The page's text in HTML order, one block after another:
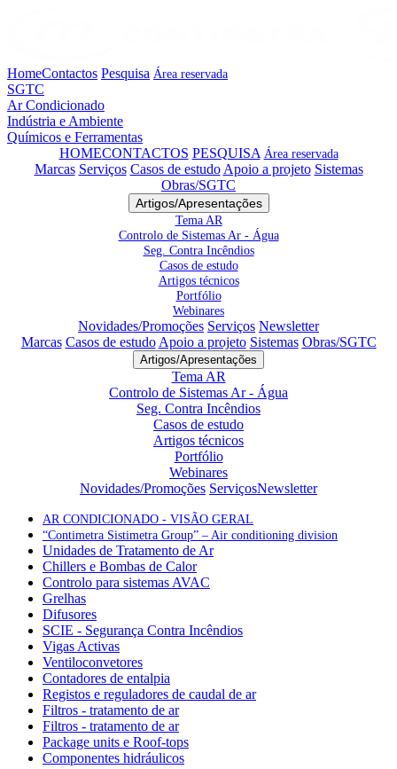
HomeContactos Pesquisa Área reservada
SGTC
Ar Condicionado
Indústria e Ambiente
Químicos e Ferramentas
HOMECONTACTOS PESQUISA Área reservada
Marcas Serviços Casos de estudo Apoio a projeto Sistemas
Obras/SGTC
Artigos/Apresentações
Tema AR
Controlo de Sistemas Ar - Água
Seg. Contra Incêndios
Casos de estudo
Artigos técnicos
Portfólio
Webinares
Novidades/Promoções Serviços Newsletter
Marcas Casos de estudo Apoio a projeto Sistemas Obras/SGTC
Artigos/Apresentações
Tema AR
Controlo de Sistemas Ar - Água
Seg. Contra Incêndios
Casos de estudo
Artigos técnicos
Portfólio
Webinares
Novidades/Promoções ServiçosNewsletter
AR CONDICIONADO - VISÃO GERAL
“Contimetra Sistimetra Group” – Air conditioning division
Unidades de Tratamento de Ar
Chillers e Bombas de Calor
Controlo para sistemas AVAC
Grelhas
Difusores
SCIE - Segurança Contra Incêndios
Vigas Activas
Ventiloconvetores
Contadores de entalpia
Registos e reguladores de caudal de ar
Filtros - tratamento de ar
Filtros - tratamento de ar
Package units e Roof-tops
Componentes hidráulicos